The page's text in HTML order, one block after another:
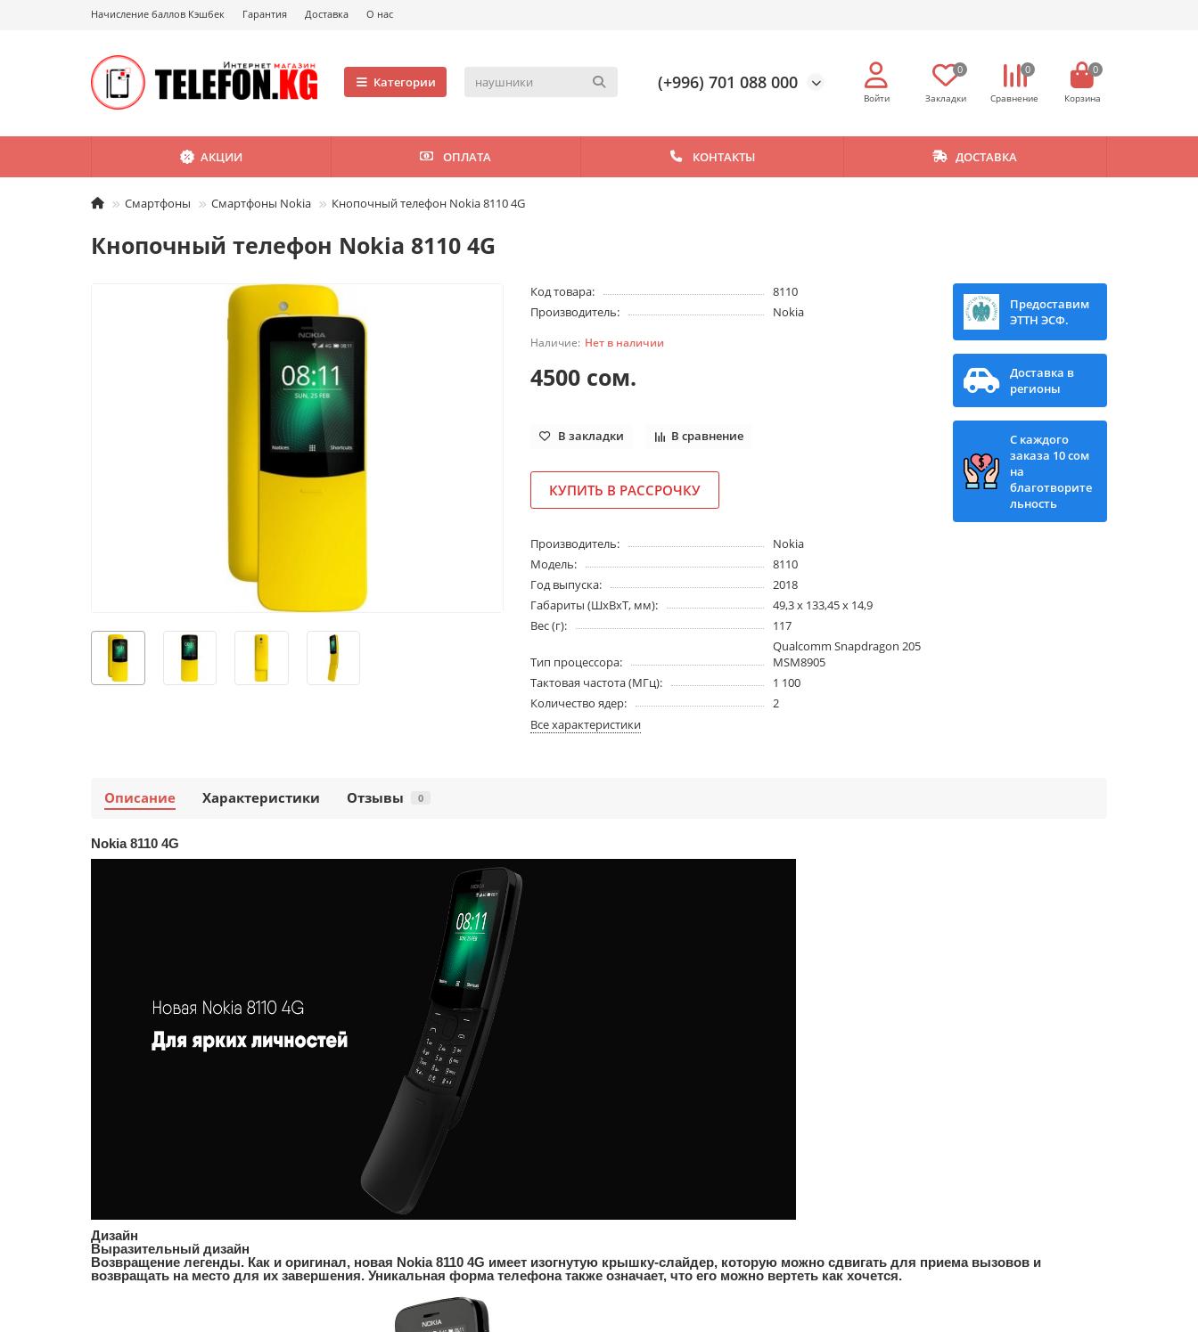
Начисление баллов Кэшбек Гарантия Доставка О нас
Категории (+996) 701 088 000
0 0 0
АКЦИИ ОПЛАТА КОНТАКТЫ ДОСТАВКА
Смартфоны Смартфоны Nokia Кнопочный телефон Nokia 8110 4G
Кнопочный телефон Nokia 8110 4G
Код товара:
8110
Производитель:
Nokia
Нет в наличии
4500 сом.
В закладки В сравнение
КУПИТЬ В РАССРОЧКУ
Производитель:
Nokia
Модель:
8110
Год выпуска:
2018
Габариты (ШхВхТ, мм):
49,3 x 133,45 x 14,9
Вес (г):
117
Тип процессора:
Qualcomm Snapdragon 205
MSM8905
Тактовая частота (МГц):
1 100
Количество ядер:
2
Все характеристики
Предоставим
ЭТТН ЭСФ.
Доставка в
регионы
С каждого
заказа 10 сом
на
благотворите
льность
Описание Характеристики Отзывы 0
Nokia 8110 4G
Дизайн
Выразительный дизайн
Возвращение легенды. Как и оригинал, новая Nokia 8110 4G имеет изогнутую крышку-слайдер, которую можно сдвигать для приема вызовов и
возвращать на место для их завершения. Уникальная форма телефона также означает, что его можно вертеть как хочется.